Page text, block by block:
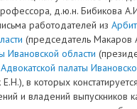
д.ю.н. Бибикова
работодателей из
(председатель Макаров
Ивановской области
Адвокатской палаты
в которых
и владений выпускников